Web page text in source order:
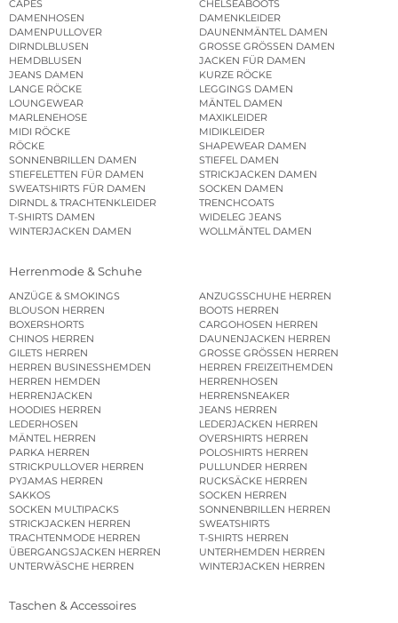
CAPES
CHELSEABOOTS
DAMENHOSEN
DAMENKLEIDER
DAMENPULLOVER
DAUNENMÄNTEL DAMEN
DIRNDLBLUSEN
GROSSE GRÖSSEN DAMEN
HEMDBLUSEN
JACKEN FÜR DAMEN
JEANS DAMEN
KURZE RÖCKE
LANGE RÖCKE
LEGGINGS DAMEN
LOUNGEWEAR
MÄNTEL DAMEN
MARLENEHOSE
MAXIKLEIDER
MIDI RÖCKE
MIDIKLEIDER
RÖCKE
SHAPEWEAR DAMEN
SONNENBRILLEN DAMEN
STIEFEL DAMEN
STIEFELETTEN FÜR DAMEN
STRICKJACKEN DAMEN
SWEATSHIRTS FÜR DAMEN
SOCKEN DAMEN
DIRNDL & TRACHTENKLEIDER
TRENCHCOATS
T-SHIRTS DAMEN
WIDELEG JEANS
WINTERJACKEN DAMEN
WOLLMÄNTEL DAMEN
Herrenmode & Schuhe
ANZÜGE & SMOKINGS
ANZUGSSCHUHE HERREN
BLOUSON HERREN
BOOTS HERREN
BOXERSHORTS
CARGOHOSEN HERREN
CHINOS HERREN
DAUNENJACKEN HERREN
GILETS HERREN
GROSSE GRÖSSEN HERREN
HERREN BUSINESSHEMDEN
HERREN FREIZEITHEMDEN
HERREN HEMDEN
HERRENHOSEN
HERRENJACKEN
HERRENSNEAKER
HOODIES HERREN
JEANS HERREN
LEDERHOSEN
LEDERJACKEN HERREN
MÄNTEL HERREN
OVERSHIRTS HERREN
PARKA HERREN
POLOSHIRTS HERREN
STRICKPULLOVER HERREN
PULLUNDER HERREN
PYJAMAS HERREN
RUCKSÄCKE HERREN
SAKKOS
SOCKEN HERREN
SOCKEN MULTIPACKS
SONNENBRILLEN HERREN
STRICKJACKEN HERREN
SWEATSHIRTS
TRACHTENMODE HERREN
T-SHIRTS HERREN
ÜBERGANGSJACKEN HERREN
UNTERHEMDEN HERREN
UNTERWÄSCHE HERREN
WINTERJACKEN HERREN
Taschen & Accessoires